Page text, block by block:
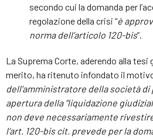
secondo cui la domanda per
regolazione della crisi “è
norma dell’articolo 120-bis”.
La Suprema Corte, aderendo alla tesi
merito, ha ritenuto infondato il
dell’amministratore della società
apertura della “liquidazione
non deve necessariamente
l’art. 120-bis cit. prevede per la